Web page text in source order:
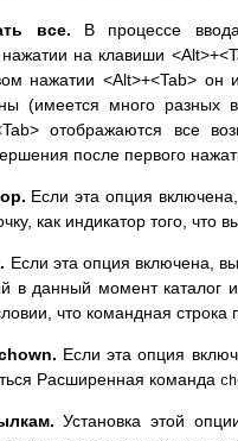
все. В процессе
на клавиши
нажатии <Alt>+<Tab> он
(имеется много разных
отображаются все
после первого
Если эта опция
как индикатор того, что
Если эта опция включена,
в данный момент каталог
что командная
Если эта опция
Расширенная команда
Установка этой